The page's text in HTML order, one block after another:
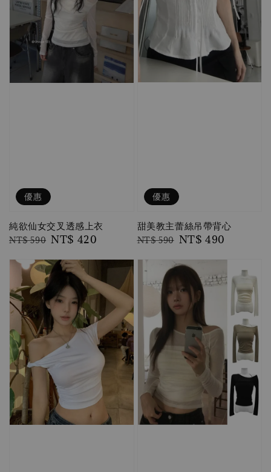
優惠
純欲仙女交叉透感上衣
Regular
NT$ 590 Sale
NT$ 420
優惠
甜美教主蕾絲吊帶背心
Regular
NT$ 590 Sale
NT$ 490